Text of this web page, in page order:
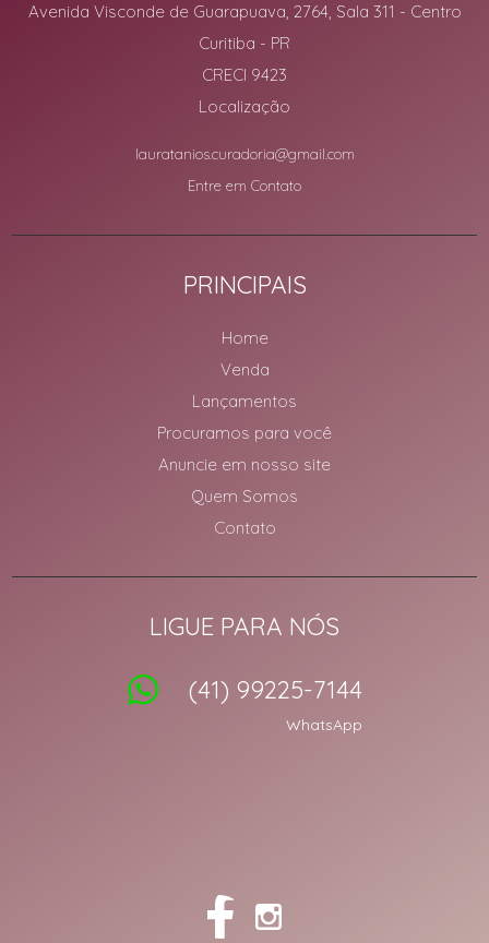
Avenida Visconde de Guarapuava, 2764, Sala 311 - Centro
Curitiba - PR
CRECI 9423
Localização
lauratanios.curadoria@gmail.com
Entre em Contato
PRINCIPAIS
Home
Venda
Lançamentos
Procuramos para você
Anuncie em nosso site
Quem Somos
Contato
LIGUE PARA NÓS
(41) 99225-7144
WhatsApp